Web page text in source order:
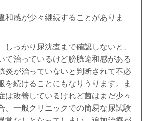
和感が少々継続することがありま
しっかり尿沈査まで確認しないと、
て治っているけど膀胱違和感がある
炎が治っていないと判断されて不必
を続けることにもなりうります。ま
は改善しているけれど菌はまだ少々
、一般クリニックでの簡易な尿試験